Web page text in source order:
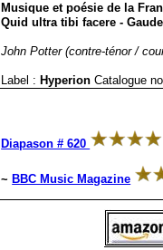
Musique et poésie de la
Quid ultra tibi facere -
John Potter (contre-ténor /
Label : HyperionCatalogue
Diapason # 620
~ BBC Music Magazine